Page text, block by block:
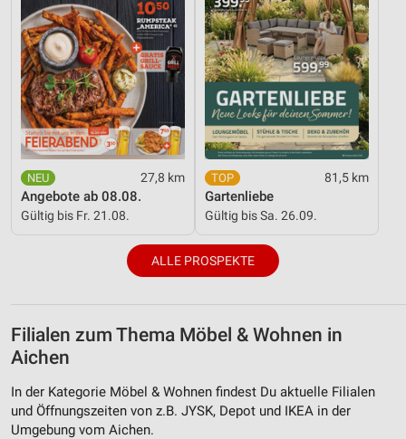
27,8 km
Angebote ab 08.08.
Gültig bis Fr. 21.08.
81,5 km
Gartenliebe
Gültig bis Sa. 26.09.
ALLE PROSPEKTE
Filialen zum Thema Möbel & Wohnen in
Aichen
In der Kategorie Möbel & Wohnen findest Du aktuelle Filialen
und Öffnungszeiten von z.B. JYSK, Depot und IKEA in der
Umgebung vom Aichen.